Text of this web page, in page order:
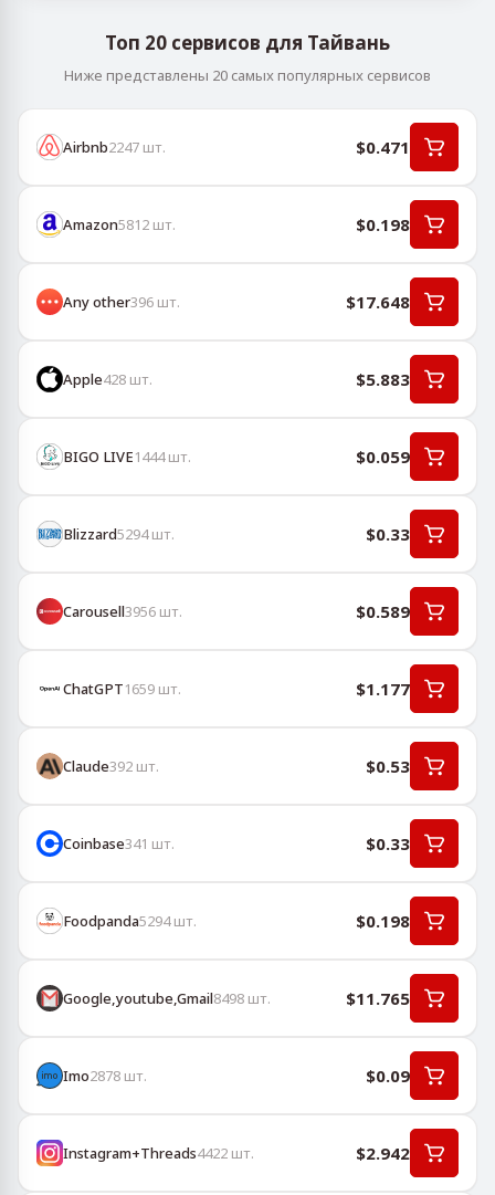
Топ 20 сервисов для Тайвань
Ниже представлены 20 самых популярных сервисов
Airbnb2247 шт. $0.471
Amazon5812 шт. $0.198
Any other396 шт. $17.648
Apple428 шт. $5.883
BIGO LIVE1444шт. $0.059
Blizzard5294шт. $0.33
Carousell3956 шт. $0.589
ChatGPT1659 шт. $1.177
Claude392 шт. $0.53
Coinbase341 шт. $0.33
Foodpanda5294шт. $0.198
Google,youtube,Gmail8498 шт. $11.765
Imo2878 шт. $0.09
Instagram+Threads4422 шт. $2.942